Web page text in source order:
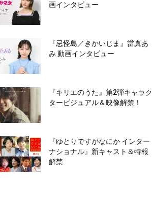
画インタビュー
『忌怪島／きかいじま』當真あ
み 動画インタビュー
『キリエのうた』第2弾キャラク
タービジュアル＆映像解禁！
『ゆとりですがなにか インター
ナショナル』新キャスト＆特報
解禁